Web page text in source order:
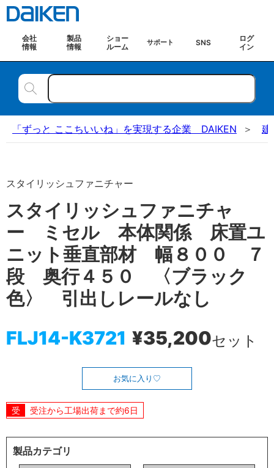
会社
情報
製品
情報
ショー
ルーム
サポート SNS
ログ
イン
「ずっと ここちいいね」を実現する企業 DAIKEN 建
スタイリッシュファニチャー
スタイリッシュファニチャ
ー ミセル 本体関係 床置ユ
ニット垂直部材 幅８００ ７
段 奥行４５０ 〈ブラック
色〉 引出しレールなし
FLJ14-K3721 ¥35,200セット
お気に入り
受注から工場出荷まで約6日
製品カテゴリ